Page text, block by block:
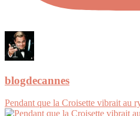
blogdecannes
Pendant que la Croisette vibrait au